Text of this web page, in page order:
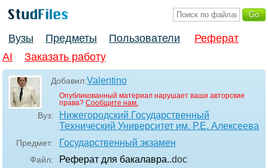
Вузы Предметы Пользователи
Реферат
AI
Заказать работу
Добавил:Valentino
Опубликованный материал нарушает ваши авторские
права? Сообщите нам.
Вуз:
Нижегородский Государственный
Технический Университет им. Р.Е. Алексеева
Предмет: Государственный экзамен
Файл: Реферат для бакалавра..doc